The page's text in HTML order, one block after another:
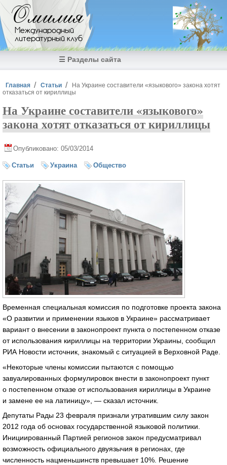
Перейти к основному содержанию
Омилия
Международный
литературный клуб
☰ Разделы сайта
Вы здесь
Главная Статьи
На Украине составители «языкового» закона хотят
отказаться от кириллицы
На Украине составители «языкового»
закона хотят отказаться от кириллицы
Опубликовано: 05/03/2014
Статьи Украина Общество
Временная специальная комиссия по подготовке проекта закона
«О развитии и применении языков в Украине» рассматривает
вариант о внесении в законопроект пункта о постепенном отказе
от использования кириллицы на территории Украины, сообщил
РИА Новости источник, знакомый с ситуацией в Верховной Раде.
«Некоторые члены комиссии пытаются с помощью
завуалированных формулировок внести в законопроект пункт
о постепенном отказе от использования кириллицы в Украине
и замене ее на латиницу», — сказал источник.
Депутаты Рады 23 февраля признали утратившим силу закон
2012 года об основах государственной языковой политики.
Инициированный Партией регионов закон предусматривал
возможность официального двуязычия в регионах, где
численность нацменьшинств превышает 10%. Решение